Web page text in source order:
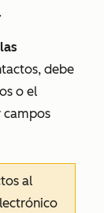
.
debe
o el
campos
al